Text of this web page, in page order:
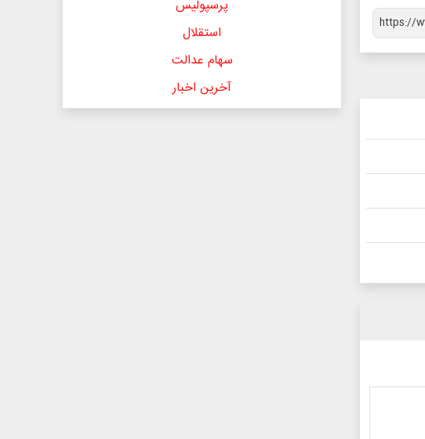
پرسپولیس
استقلال
سهام عدالت
آخرین اخبار